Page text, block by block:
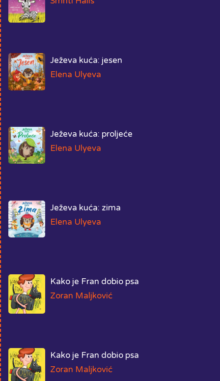
Ježeva kuća: jesen
Elena Ulyeva
Ježeva kuća: proljeće
Elena Ulyeva
Ježeva kuća: zima
Elena Ulyeva
Kako je Fran dobio psa
Zoran Maljković
Kako je Fran dobio psa
Zoran Maljković